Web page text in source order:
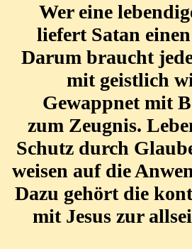
Wer eine
liefert Satan
Darum braucht
mit geistlich
Gewappnet mit
zum Zeugnis.
Schutz durch
weisen auf die
Dazu gehört die
mit Jesus zur